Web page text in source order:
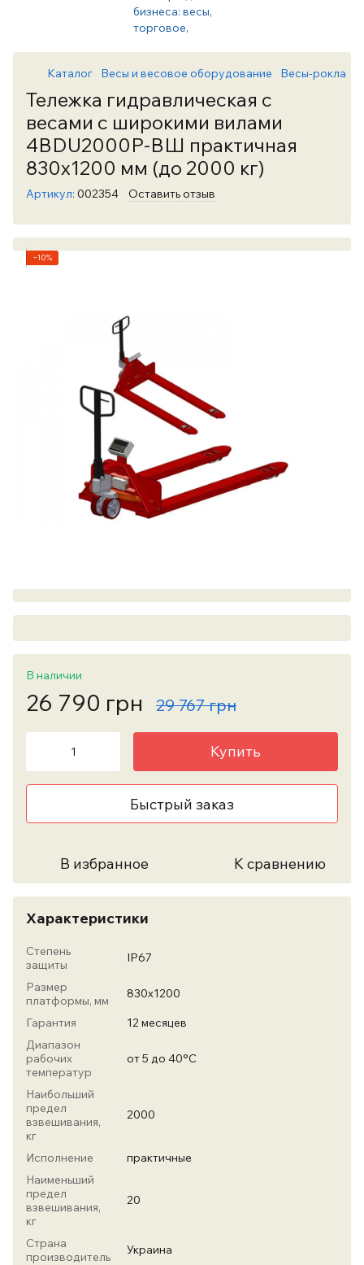
Каталог Весы и весовое оборудование Весы-рокла
Тележка гидравлическая с
весами с широкими вилами
4BDU2000P-ВШ практичная
830x1200 мм (до 2000 кг)
Артикул: 002354 Оставить отзыв
−10%
В наличии
26 790 грн 29 767 грн
Купить
Быстрый заказ
В избранное К сравнению
Характеристики
Степень
защиты
IP67
Размер
платформы, мм
830x1200
Гарантия
12 месяцев
Диапазон
рабочих
температур
от 5 до 40°С
Наибольший
предел
взвешивания,
кг
2000
Исполнение
практичные
Наименьший
предел
взвешивания,
кг
20
Страна
производитель
Украина